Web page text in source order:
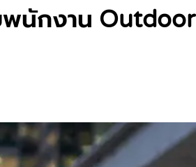
พนักงาน Outdoor